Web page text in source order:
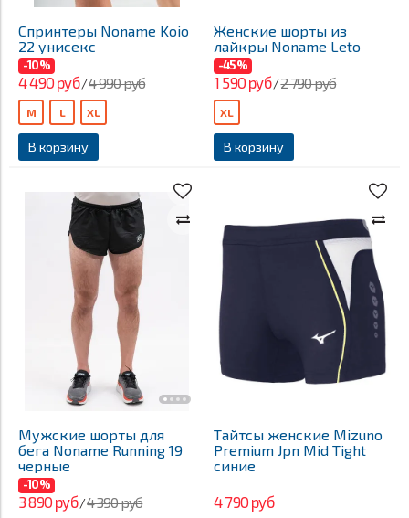
Спринтеры Noname Koio
22 унисекс
-10%
4 490 руб/4 990 руб
В корзину
M L XL
Женские шорты из
лайкры Noname Leto
-45%
1 590 руб/2 790 руб
В корзину
XL
Мужские шорты для
бега Noname Running 19
черные
-10%
3 890 руб/4 390 руб
Тайтсы женские Mizuno
Premium Jpn Mid Tight
синие
4 790 руб